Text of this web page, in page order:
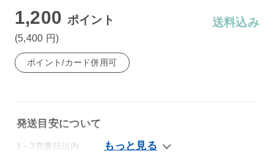
1,200 ポイント
(5,400 円)
送料込み
ポイント/カード併用可
発送目安について
1～3営業日以内